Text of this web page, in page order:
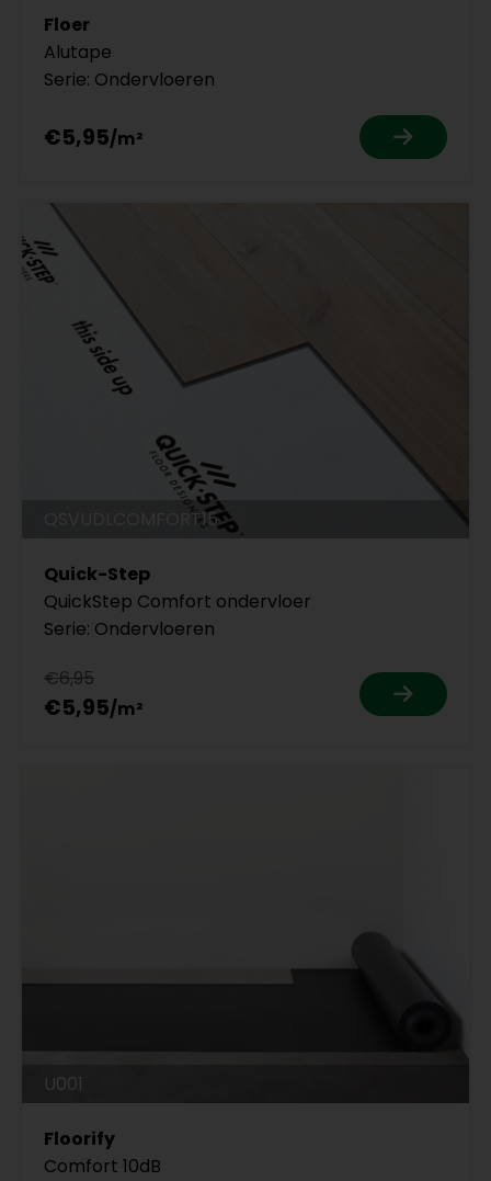
Floer
Alutape
Serie: Ondervloeren
€5,95
QSVUDLCOMFORT15
Quick-Step
QuickStep Comfort ondervloer
Serie: Ondervloeren
€6,95
€5,95
U001
Floorify
Comfort 10dB